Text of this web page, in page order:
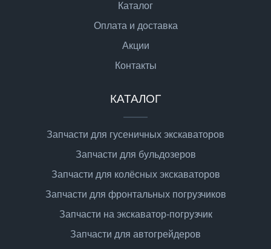
Каталог
Оплата и доставка
Акции
Контакты
КАТАЛОГ
Запчасти для гусеничных экскаваторов
Запчасти для бульдозеров
Запчасти для колёсных экскаваторов
Запчасти для фронтальных погрузчиков
Запчасти на экскаватор-погрузчик
Запчасти для автогрейдеров